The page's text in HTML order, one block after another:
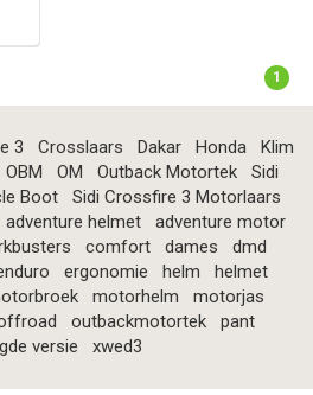
1
3 Crosslaars Dakar Honda
Klim
OBM OM Outback Motortek
Sidi
Boot
Sidi Crossfire 3 Motorlaars
adventure helmet
adventure motor
comfort dames
dmd
ergonomie helm
helmet
motorhelm
motorjas
outbackmotortek
pant
versie
xwed3